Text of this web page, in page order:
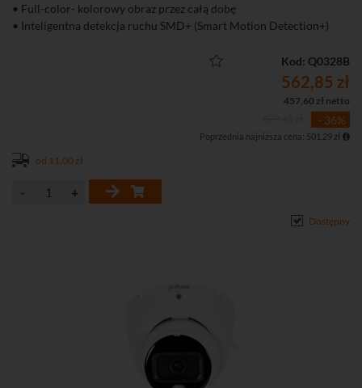
• Full-color- kolorowy obraz przez całą dobę
• Inteligentna detekcja ruchu SMD+ (Smart Motion Detection+)
• Funkcje obrazu: WDR 120 dB, 3D-DNR, ROI, BLC, HLCKod: Q0328B
562,85 zł
457,60 zł netto
- 36%
Poprzednia najniższa cena: 501,29 zł
od 11,00 zł
Dostępny